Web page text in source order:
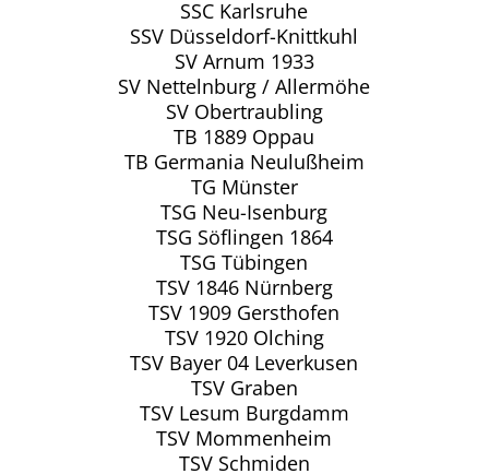
SSC Karlsruhe
SSV Düsseldorf-Knittkuhl
SV Arnum 1933
SV Nettelnburg / Allermöhe
SV Obertraubling
TB 1889 Oppau
TB Germania Neulußheim
TG Münster
TSG Neu-Isenburg
TSG Söflingen 1864
TSG Tübingen
TSV 1846 Nürnberg
TSV 1909 Gersthofen
TSV 1920 Olching
TSV Bayer 04 Leverkusen
TSV Graben
TSV Lesum Burgdamm
TSV Mommenheim
TSV Schmiden